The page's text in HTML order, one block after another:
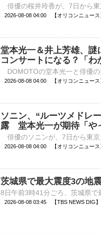
2026-08-08 04:00 【オリコンニュース
堂本光一＆井上芳雄、
コンサートになる？「わ
2026-08-08 04:00 【オリコンニュース
ソニン、“ルーツメドレ
露 堂本光一が期待「や
2026-08-08 04:00 【オリコンニュース
茨城県で最大震度3の地
2026-08-08 03:45 【TBS NEWS DIG】